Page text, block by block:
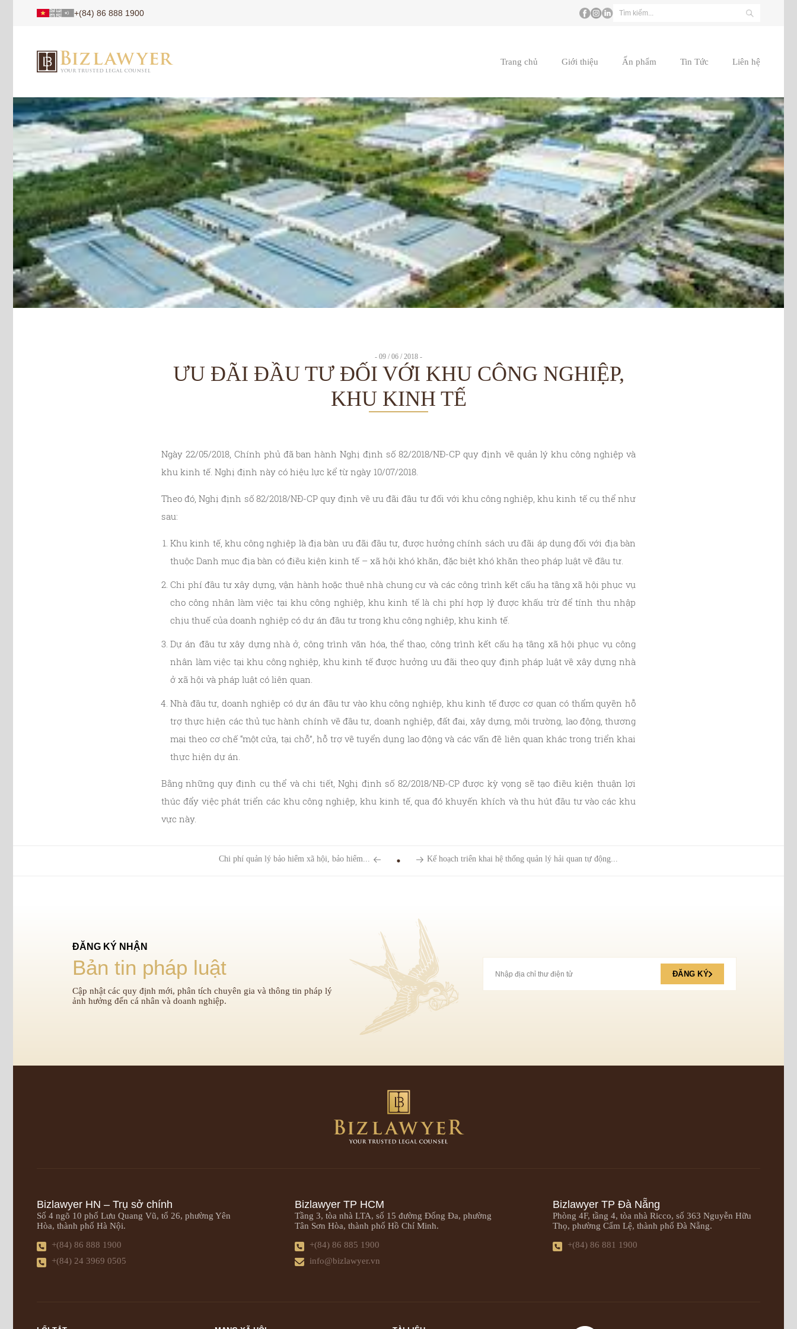
+(84) 86 888 1900
Trang chủ Giới thiệu Ấn phẩm Tin Tức Liên hệ
- 09 / 06 / 2018 -
ƯU ĐÃI ĐẦU TƯ ĐỐI VỚI KHU CÔNG NGHIỆP,
KHU KINH TẾ
Ngày 22/05/2018, Chính phủ đã ban hành Nghị định số 82/2018/NĐ-CP quy định về quản lý khu công nghiệp và
khu kinh tế. Nghị định này có hiệu lực kể từ ngày 10/07/2018.
Theo đó, Nghị định số 82/2018/NĐ-CP quy định về ưu đãi đầu tư đối với khu công nghiệp, khu kinh tế cụ thể như
sau:
Khu kinh tế, khu công nghiệp là địa bàn ưu đãi đầu tư, được hưởng chính sách ưu đãi áp dụng đối với địa bàn
thuộc Danh mục địa bàn có điều kiện kinh tế – xã hội khó khăn, đặc biệt khó khăn theo pháp luật về đầu tư.
Chi phí đầu tư xây dựng, vận hành hoặc thuê nhà chung cư và các công trình kết cấu hạ tầng xã hội phục vụ
cho công nhân làm việc tại khu công nghiệp, khu kinh tế là chi phí hợp lý được khấu trừ để tính thu nhập
chịu thuế của doanh nghiệp có dự án đầu tư trong khu công nghiệp, khu kinh tế.
Dự án đầu tư xây dựng nhà ở, công trình văn hóa, thể thao, công trình kết cấu hạ tầng xã hội phục vụ công
nhân làm việc tại khu công nghiệp, khu kinh tế được hưởng ưu đãi theo quy định pháp luật về xây dựng nhà
ở xã hội và pháp luật có liên quan.
Nhà đầu tư, doanh nghiệp có dự án đầu tư vào khu công nghiệp, khu kinh tế được cơ quan có thẩm quyền hỗ
trợ thực hiện các thủ tục hành chính về đầu tư, doanh nghiệp, đất đai, xây dựng, môi trường, lao động, thương
mại theo cơ chế “một cửa, tại chỗ”, hỗ trợ về tuyển dụng lao động và các vấn đề liên quan khác trong triển khai
thực hiện dự án.
Bằng những quy định cụ thể và chi tiết, Nghị định số 82/2018/NĐ-CP được kỳ vọng sẽ tạo điều kiện thuận lợi
thúc đẩy việc phát triển các khu công nghiệp, khu kinh tế, qua đó khuyến khích và thu hút đầu tư vào các khu
vực này.
Chi phí quản lý bảo hiểm xã hội, bảo hiểm... Kế hoạch triển khai hệ thống quản lý hải quan tự động...
ĐĂNG KÝ NHẬN
Bản tin pháp luật
Cập nhật các quy định mới, phân tích chuyên gia và thông tin pháp lý
ảnh hưởng đến cá nhân và doanh nghiệp.
ĐĂNG KÝ
Bizlawyer HN – Trụ sở chính
Số 4 ngõ 10 phố Lưu Quang Vũ, tổ 26, phường Yên
Hòa, thành phố Hà Nội.
+(84) 86 888 1900
+(84) 24 3969 0505
Bizlawyer TP HCM
Tầng 3, tòa nhà LTA, số 15 đường Đống Đa, phường
Tân Sơn Hòa, thành phố Hồ Chí Minh.
+(84) 86 885 1900
info@bizlawyer.vn
Bizlawyer TP Đà Nẵng
Phòng 4F, tầng 4, tòa nhà Ricco, số 363 Nguyễn Hữu
Thọ, phường Cẩm Lệ, thành phố Đà Nẵng.
+(84) 86 881 1900